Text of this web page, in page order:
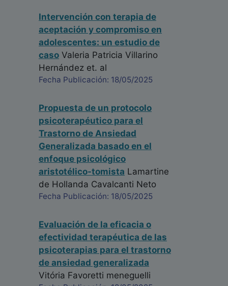
Intervención con terapia de
aceptación y compromiso en
adolescentes: un estudio de
caso Valeria Patricia Villarino
Hernández et. al
Fecha Publicación: 18/05/2025
Propuesta de un protocolo
psicoterapéutico para el
Trastorno de Ansiedad
Generalizada basado en el
enfoque psicológico
aristotélico-tomista Lamartine
de Hollanda Cavalcanti Neto
Fecha Publicación: 18/05/2025
Evaluación de la eficacia o
efectividad terapéutica de las
psicoterapias para el trastorno
de ansiedad generalizada
Vitória Favoretti meneguelli